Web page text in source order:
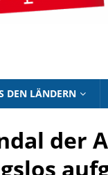
DEN LÄNDERN
der